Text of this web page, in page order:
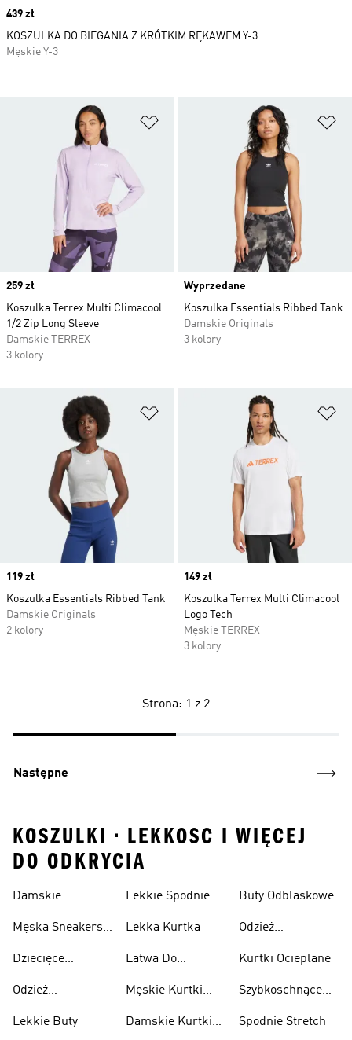
Dodaj do listy życzeń
Price
259 zł
Koszulka Terrex Multi Climacool
1/2 Zip Long Sleeve
Damskie TERREX
3 kolory
Wyprzedane
Koszulka Essentials Ribbed Tank
Damskie Originals
3 kolory
Dodaj do listy życzeń
Price
119 zł
Koszulka Essentials Ribbed Tank
Damskie Originals
2 kolory
Price
149 zł
Koszulka Terrex Multi Climacool
Logo Tech
Męskie TERREX
3 kolory
Price
439 zł
KOSZULKA DO BIEGANIA Z KRÓTKIM RĘKAWEM Y-3
Męskie Y-3
Strona: 1 z 2
Następne
KOSZULKI • LEKKOSC I WIĘCEJ
DO ODKRYCIA
Damskie
Przewiewne
Męska Sneakersy
Dziecięce
Przewiewne
Odzież
Lekkie Buty
Lekkie Spodnie
Lekka Kurtka
Latwa Do
Kurtki
Męskie Kurtki
Damskie Kurtki
Buty Odblaskowe
Odzież
Kurtki Ocieplane
Szybkoschnące
Spodnie Stretch